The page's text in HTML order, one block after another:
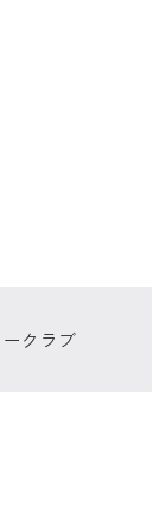
クラブ